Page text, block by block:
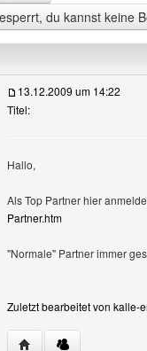
du kannst keine
Profile anzeigen
13.12.2009 um 14:22
Titel:
Hallo,
Als Top Partner hier
Partner.htm
"Normale" Partner immer
Zuletzt bearbeitet von kalle-
Website dieses